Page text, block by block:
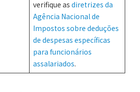
verifique as diretrizes da
Agência Nacional de
Impostos sobre deduções
de despesas específicas
para funcionários
assalariados.